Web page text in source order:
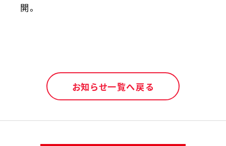
開。
お知らせ一覧へ戻る